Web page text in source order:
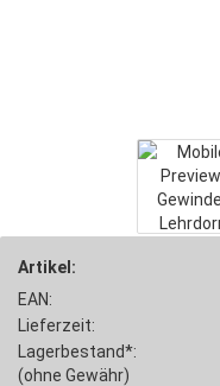
Artikel:
EAN:
Lieferzeit:
Lagerbestand*:
(ohne Gewähr)